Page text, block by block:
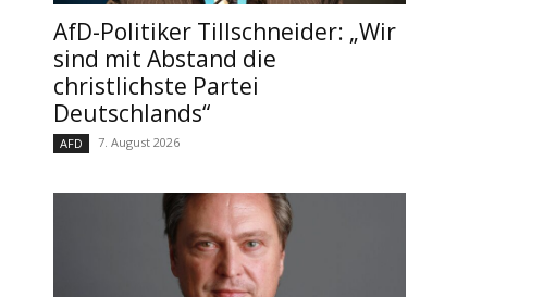
AfD-Politiker Tillschneider: „Wir
sind mit Abstand die
christlichste Partei
Deutschlands“
AFD 7. August 2026